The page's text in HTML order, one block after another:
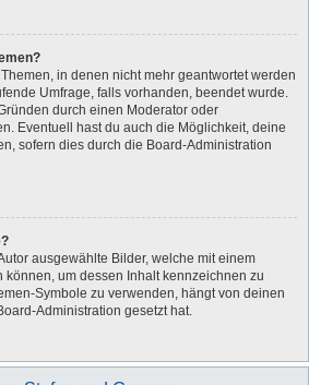
in denen nicht mehr geantwortet werden
Umfrage, falls vorhanden, beendet wurde.
durch einen Moderator oder
Eventuell hast du auch die Möglichkeit, deine
sofern dies durch die Board-Administration
ausgewählte Bilder, welche mit einem
können, um dessen Inhalt kennzeichnen zu
Symbole zu verwenden, hängt von deinen
Administration gesetzt hat.